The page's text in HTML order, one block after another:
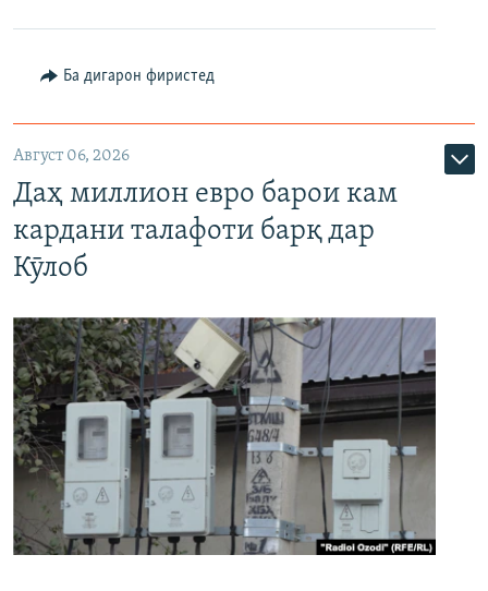
Ба дигарон фиристед
Август 06, 2026
Даҳ миллион евро барои кам
кардани талафоти барқ дар
Кӯлоб